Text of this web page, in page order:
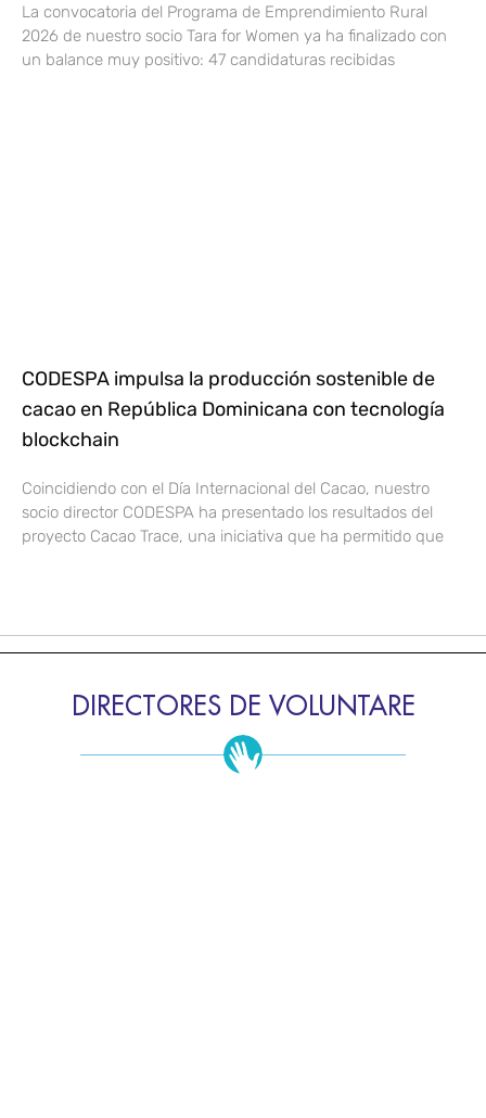
La convocatoria del Programa de Emprendimiento Rural
2026 de nuestro socio Tara for Women ya ha finalizado con
un balance muy positivo: 47 candidaturas recibidas
CODESPA impulsa la producción sostenible de
cacao en República Dominicana con tecnología
blockchain
Coincidiendo con el Día Internacional del Cacao, nuestro
socio director CODESPA ha presentado los resultados del
proyecto Cacao Trace, una iniciativa que ha permitido que
DIRECTORES DE VOLUNTARE